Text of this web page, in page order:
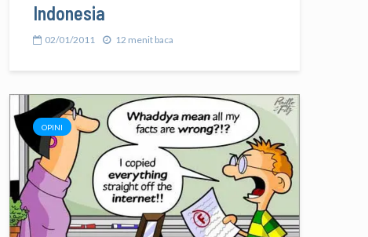
Indonesia
02/01/2011 12 menit baca
OPINI